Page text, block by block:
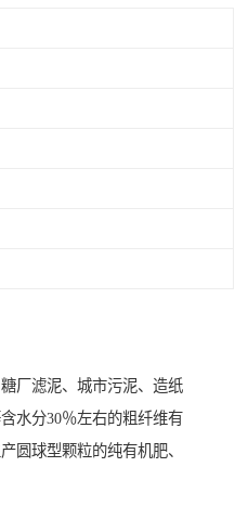
厂滤泥、城市污泥、造纸
水分30％左右的粗纤维有
圆球型颗粒的纯有机肥、